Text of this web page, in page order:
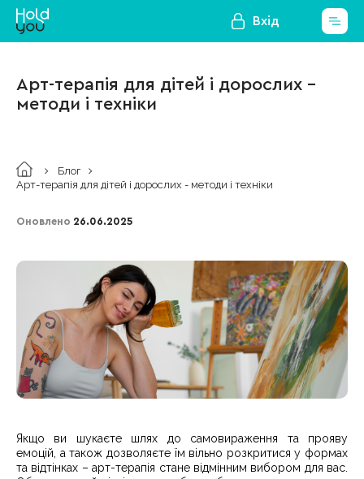
Вхід
Арт-терапія для дітей і дорослих -
методи і техніки
Блог
Арт-терапія для дітей і дорослих - методи і техніки
Оновлено 26.06.2025
Якщо ви шукаєте шлях до самовираження та прояву
емоцій, а також дозволяєте їм вільно розкритися у формах
та відтінках – арт-терапія стане відмінним вибором для вас.